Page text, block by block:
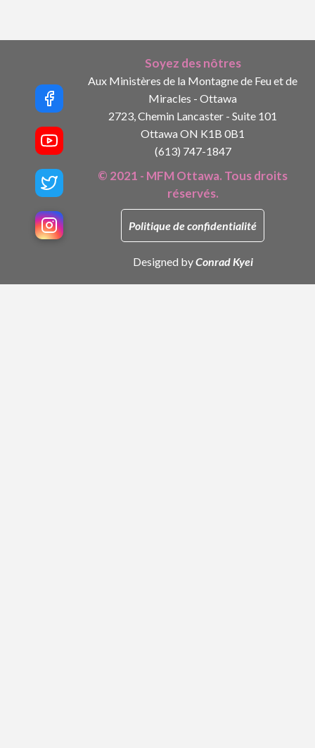
Soyez des nôtres
Aux Ministères de la Montagne de Feu et de
Miracles - Ottawa
2723, Chemin Lancaster - Suite 101
Ottawa ON K1B 0B1
(613) 747-1847
© 2021 - MFM Ottawa. Tous droits
réservés.
Politique de confidentialité
Designed byConrad Kyei